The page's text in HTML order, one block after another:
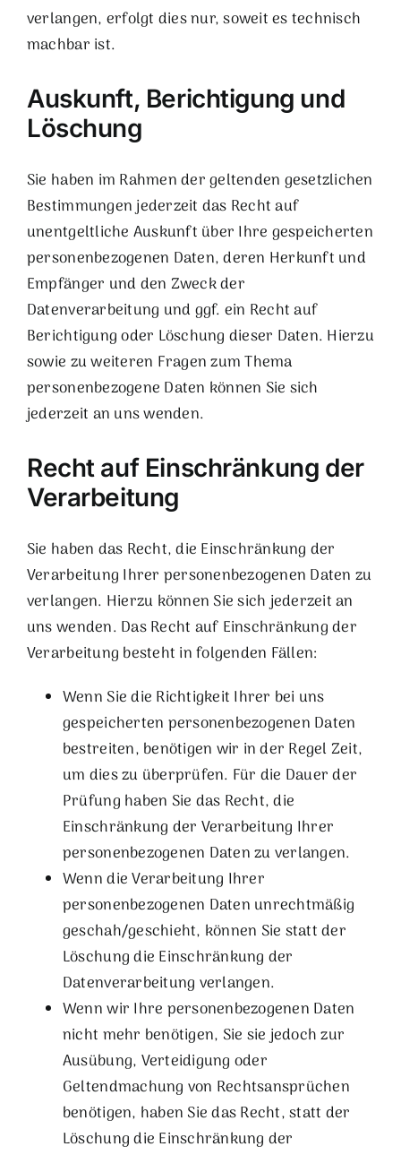
verlangen, erfolgt dies nur, soweit es technisch
machbar ist.
Auskunft, Berichtigung und
Löschung
Sie haben im Rahmen der geltenden gesetzlichen
Bestimmungen jederzeit das Recht auf
unentgeltliche Auskunft über Ihre gespeicherten
personenbezogenen Daten, deren Herkunft und
Empfänger und den Zweck der
Datenverarbeitung und ggf. ein Recht auf
Berichtigung oder Löschung dieser Daten. Hierzu
sowie zu weiteren Fragen zum Thema
personenbezogene Daten können Sie sich
jederzeit an uns wenden.
Recht auf Einschränkung der
Verarbeitung
Sie haben das Recht, die Einschränkung der
Verarbeitung Ihrer personenbezogenen Daten zu
verlangen. Hierzu können Sie sich jederzeit an
uns wenden. Das Recht auf Einschränkung der
Verarbeitung besteht in folgenden Fällen:
Wenn Sie die Richtigkeit Ihrer bei uns
gespeicherten personenbezogenen Daten
bestreiten, benötigen wir in der Regel Zeit,
um dies zu überprüfen. Für die Dauer der
Prüfung haben Sie das Recht, die
Einschränkung der Verarbeitung Ihrer
personenbezogenen Daten zu verlangen.
Wenn die Verarbeitung Ihrer
personenbezogenen Daten unrechtmäßig
geschah/geschieht, können Sie statt der
Löschung die Einschränkung der
Datenverarbeitung verlangen.
Wenn wir Ihre personenbezogenen Daten
nicht mehr benötigen, Sie sie jedoch zur
Ausübung, Verteidigung oder
Geltendmachung von Rechtsansprüchen
benötigen, haben Sie das Recht, statt der
Löschung die Einschränkung der